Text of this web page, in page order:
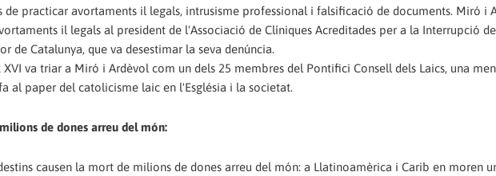
de practicar avortaments il legals, intrusisme professional i falsificació de documents. Miró i
il legals al president de l'Associació de Clíniques Acreditades per a la Interrupció
de Catalunya, que va desestimar la seva denúncia.
va triar a Miró i Ardèvol com un dels 25 membres del Pontifici Consell dels Laics, una
al paper del catolicisme laic en l'Església i la societat.
de dones arreu del món:
causen la mort de milions de dones arreu del món: a Llatinoamèrica i Carib en moren